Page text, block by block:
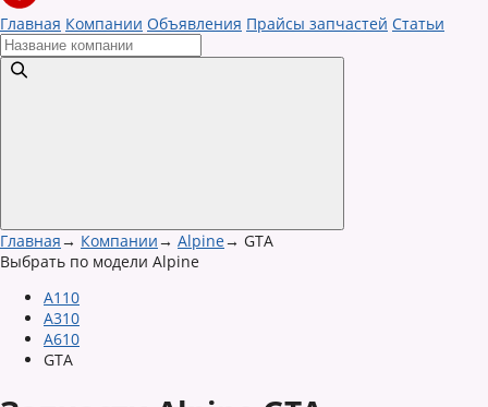
Главная Компании Объявления Прайсы запчастей Статьи
Главная→ Компании→ Alpine→ GTA
Выбрать по модели Alpine
A110
A310
A610
GTA